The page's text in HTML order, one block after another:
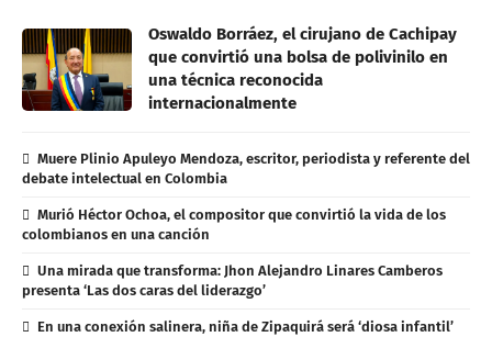
Oswaldo Borráez, el cirujano de Cachipay
que convirtió una bolsa de polivinilo en
una técnica reconocida
internacionalmente
Muere Plinio Apuleyo Mendoza, escritor, periodista y referente del
debate intelectual en Colombia
Murió Héctor Ochoa, el compositor que convirtió la vida de los
colombianos en una canción
Una mirada que transforma: Jhon Alejandro Linares Camberos
presenta ‘Las dos caras del liderazgo’
En una conexión salinera, niña de Zipaquirá será ‘diosa infantil’